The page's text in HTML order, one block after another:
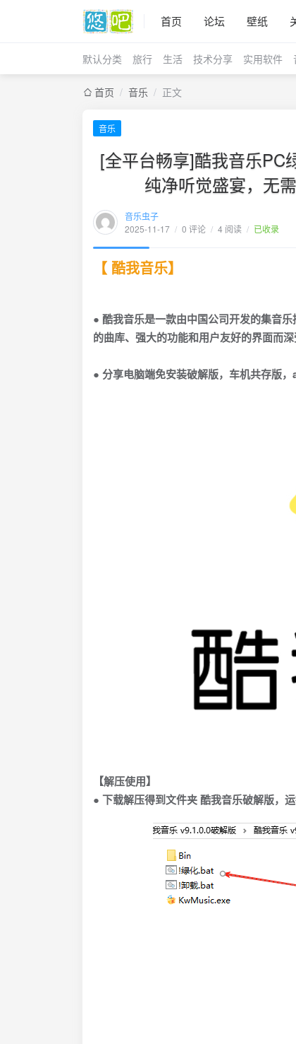
首页 论坛 壁纸
默认分类 旅行 生活 技术分享 实用软件
首页 / 音乐 / 正文
音乐
[全平台畅享]酷我音乐PC
纯净听觉盛宴，无
音乐虫子
2025-11-17 / 0 评论 / 4 阅读 / 已收录
【 酷我音乐】
● 酷我音乐是一款由中国公司开发的集音
的曲库、强大的功能和用户友好的界面而深
● 分享电脑端免安装破解版，车机共存版
【解压使用】
● 下载解压得到文件夹 酷我音乐破解版，